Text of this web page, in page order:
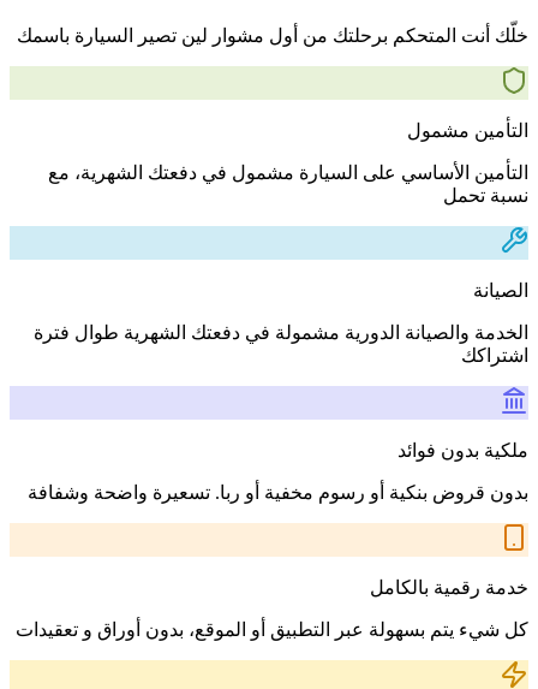
خلّك أنت المتحكم برحلتك من أول مشوار لين تصير السيارة باسمك
التأمين مشمول
التأمين الأساسي على السيارة مشمول في دفعتك الشهرية، مع
نسبة تحمل
الصيانة
الخدمة والصيانة الدورية مشمولة في دفعتك الشهرية طوال فترة
اشتراكك
ملكية بدون فوائد
بدون قروض بنكية أو رسوم مخفية أو ربا. تسعيرة واضحة وشفافة
خدمة رقمية بالكامل
كل شيء يتم بسهولة عبر التطبيق أو الموقع، بدون أوراق و تعقيدات